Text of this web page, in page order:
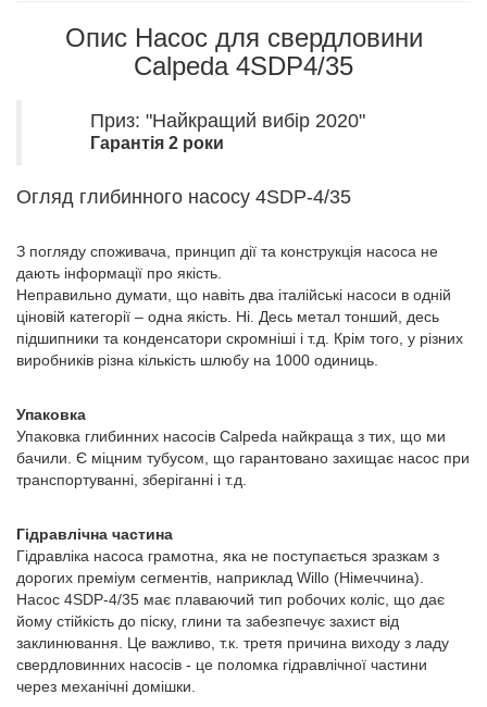
Опис Насос для свердловини
Calpeda 4SDP4/35
Приз: "Найкращий вибір 2020"
Гарантія 2 роки
Огляд глибинного насосу 4SDP-4/35
З погляду споживача, принцип дії та конструкція насоса не
дають інформації про якість.
Неправильно думати, що навіть два італійські насоси в одній
ціновій категорії – одна якість. Ні. Десь метал тонший, десь
підшипники та конденсатори скромніші і т.д. Крім того, у різних
виробників різна кількість шлюбу на 1000 одиниць.
Упаковка
Упаковка глибинних насосів Calpeda найкраща з тих, що ми
бачили. Є міцним тубусом, що гарантовано захищає насос при
транспортуванні, зберіганні і т.д.
Гідравлічна частина
Гідравліка насоса грамотна, яка не поступається зразкам з
дорогих преміум сегментів, наприклад Willo (Німеччина).
Насос 4SDP-4/35 має плаваючий тип робочих коліс, що дає
йому стійкість до піску, глини та забезпечує захист від
заклинювання. Це важливо, т.к. третя причина виходу з ладу
свердловинних насосів - це поломка гідравлічної частини
через механічні домішки.